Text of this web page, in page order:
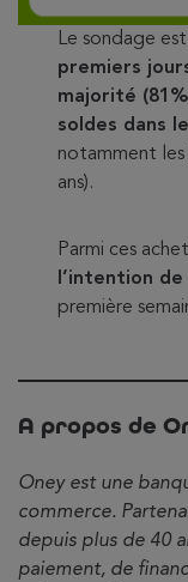
Le sondage est
premiers
majorité
soldes dans
notamment les
ans).
Parmi ces
l’intention
première
A propos de
Oney est une
commerce.
depuis plus de 40
paiement, de